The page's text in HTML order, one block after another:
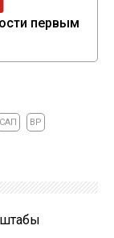
первым
САП ВР